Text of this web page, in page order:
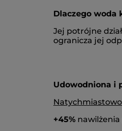
Dlaczego woda
Jej potrójne
ogranicza jej
Udowodniona i
Natychmiastowo
+45%